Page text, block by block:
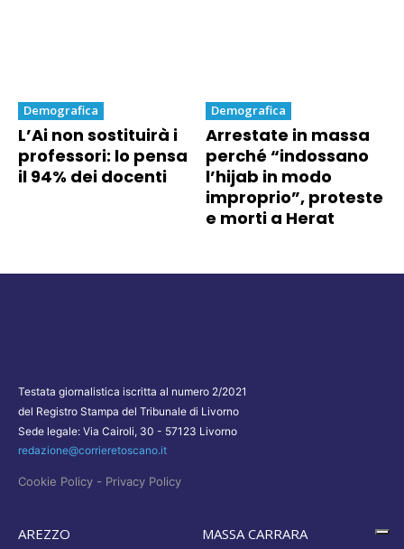
Demografica
L’Ai non sostituirà i
professori: lo pensa
il 94% dei docenti
Demografica
Arrestate in massa
perché “indossano
l’hijab in modo
improprio”, proteste
e morti a Herat
Testata giornalistica iscritta al numero 2/2021
del Registro Stampa del Tribunale di Livorno
Sede legale: Via Cairoli, 30 - 57123 Livorno
redazione@corrieretoscano.it
Cookie Policy - Privacy Policy
AREZZO
MASSA CARRARA